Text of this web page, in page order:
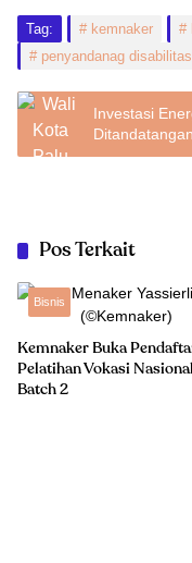
Tag: kemnaker
penyandanag disabilitas
Investasi
Pos Terkait
Bisnis
Kemnaker Buka
Pelatihan Vokasi Nasional
Batch 2